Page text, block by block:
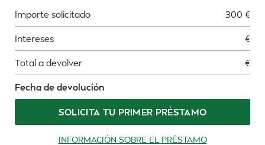
Importe solicitado 300 €
Intereses €
Total a devolver €
Fecha de devolución
SOLICITA TU PRIMER PRÉSTAMO
INFORMACIÓN SOBRE EL PRÉSTAMO